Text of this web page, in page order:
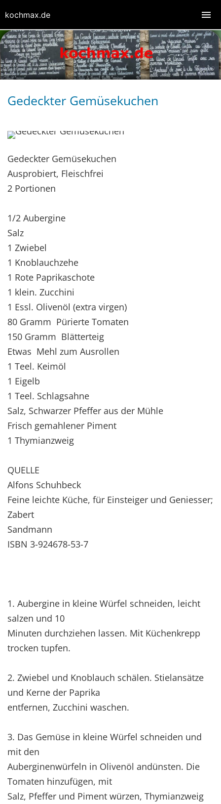
Gedeckter Gemüsekuchen
Gedeckter Gemüsekuchen
Ausprobiert, Fleischfrei
2 Portionen
1/2 Aubergine
Salz
1 Zwiebel
1 Knoblauchzehe
1 Rote Paprikaschote
1 klein. Zucchini
1 Essl. Olivenöl (extra virgen)
80 Gramm Pürierte Tomaten
150 Gramm Blätterteig
Etwas Mehl zum Ausrollen
1 Teel. Keimöl
1 Eigelb
1 Teel. Schlagsahne
Salz, Schwarzer Pfeffer aus der Mühle
Frisch gemahlener Piment
1 Thymianzweig
QUELLE
Alfons Schuhbeck
Feine leichte Küche, für Einsteiger und Geniesser;
Zabert
Sandmann
ISBN 3-924678-53-7
1. Aubergine in kleine Würfel schneiden, leicht
salzen und 10
Minuten durchziehen lassen. Mit Küchenkrepp
trocken tupfen.
2. Zwiebel und Knoblauch schälen. Stielansätze
und Kerne der Paprika
entfernen, Zucchini waschen.
3. Das Gemüse in kleine Würfel schneiden und
mit den
Auberginenwürfeln in Olivenöl andünsten. Die
Tomaten hinzufügen, mit
Salz, Pfeffer und Piment würzen, Thymianzweig
kochmax.de